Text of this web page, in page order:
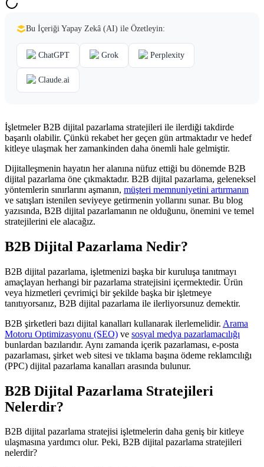
Bu İçeriği Yapay Zekâ (AI) ile Özetleyin:
ChatGPT Grok Perplexity
Claude.ai
İşletmeler B2B dijital pazarlama stratejileri ile ilerdiği takdirde
başarılı olabilir. Çünkü rekabet her geçen gün artmaktadır ve hedef
kitleye ulaşmak her zamankinden daha önemli hale gelmiştir.
Dijitalleşmenin hayatın her alanına nüfuz ettiği bu dönemde B2B
dijital pazarlama öne çıkmaktadır. B2B dijital pazarlama, geleneksel
yöntemlerin sınırlarını aşmanın, müşteri memnuniyetini artırmanın
ve satışları istenilen seviyeye getirmenin yollarını sunar. Bu blog
yazısında, B2B dijital pazarlamanın ne olduğunu, önemini ve temel
stratejilerini ele alacağız.
B2B Dijital Pazarlama Nedir?
B2B dijital pazarlama, işletmenizi başka bir kuruluşa tanıtmayı
amaçlayan herhangi bir pazarlama stratejisini içermektedir. Ürün
veya hizmetleri çevrimiçi bir şekilde başka bir işletmeye
tanıtıyorsanız, B2B dijital pazarlama ile ilerliyorsunuz demektir.
B2B şirketleri bazı dijital kanalları kullanarak ilerlemelidir. Arama
Motoru Optimizasyonu (SEO) ve sosyal medya pazarlamacılığı
bunlardan bazılarıdır. Aynı zamanda içerik pazarlaması, e-posta
pazarlaması, şirket web sitesi ve tıklama başına ödeme reklamcılığı
(PPC) dijital pazarlama kanalları arasında bulunur.
B2B Dijital Pazarlama Stratejileri
Nelerdir?
B2B dijital pazarlama stratejisi işletmelerin daha geniş bir kitleye
ulaşmasına yardımcı olur. Peki, B2B dijital pazarlama stratejileri
nelerdir?